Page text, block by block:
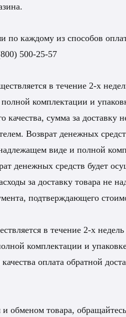
по каждому из способов
500-25-57
в течение 2-х
комплектации и
сумма за доставку
Возврат денежных
виде и полной
денежных средств будет
за доставку товара не
подтверждающего
в течение 2-х
комплектации и
оплата обратной
обменом товара,